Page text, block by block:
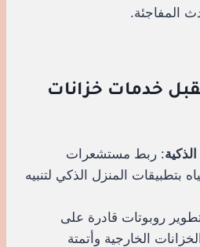
المفاجئة.
خدمات خزانات
: ربط مستشعرات
بتطبيقات المنزل الذكي لتنبيه
روبوتات قادرة على
الخارجية وأتمتة